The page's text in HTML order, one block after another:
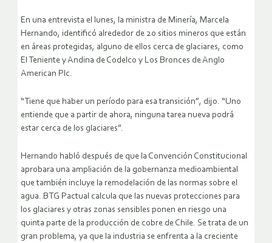
En una entrevista el lunes, la ministra de Minería, Marcela
Hernando, identificó alrededor de 20 sitios mineros que están
en áreas protegidas, alguno de ellos cerca de glaciares, como
El Teniente y Andina de Codelco y Los Bronces de Anglo
American Plc.
“Tiene que haber un período para esa transición”, dijo. “Uno
entiende que a partir de ahora, ninguna tarea nueva podrá
estar cerca de los glaciares”.
Hernando habló después de que la Convención Constitucional
aprobara una ampliación de la gobernanza medioambiental
que también incluye la remodelación de las normas sobre el
agua. BTG Pactual calcula que las nuevas protecciones para
los glaciares y otras zonas sensibles ponen en riesgo una
quinta parte de la producción de cobre de Chile. Se trata de un
gran problema, ya que la industria se enfrenta a la creciente